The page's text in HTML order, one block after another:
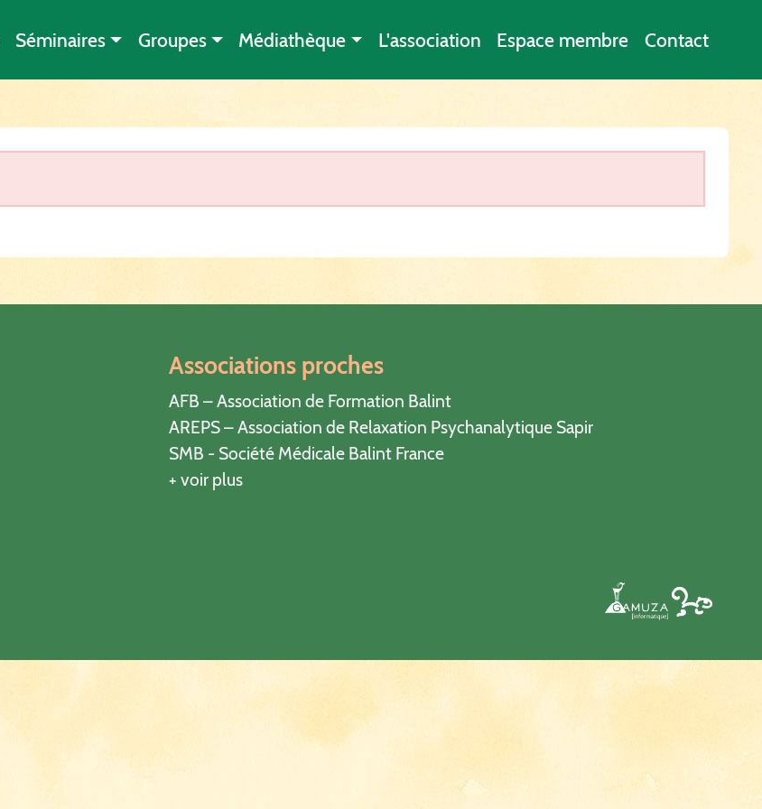
Séminaires Groupes Médiathèque L'association Espace membre Contact
Associations proches
AFB – Association de Formation Balint
AREPS – Association de Relaxation Psychanalytique Sapir
SMB - Société Médicale Balint France
+ voir plus